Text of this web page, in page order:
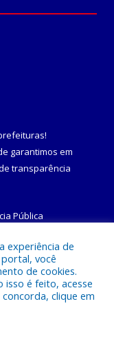
!
garantimos em
transparência
Pública
Municipal de
experiência de
você
de cookies.
isso é feito, acesse
concorda, clique em